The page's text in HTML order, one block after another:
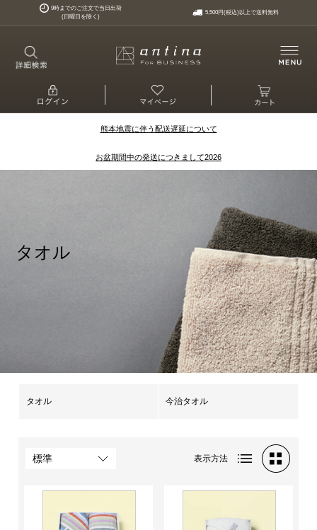
9時までのご注文で当日出荷
(日曜日を除く)
5,500円(税込)以上で送料無料
熊本地震に伴う配送遅延について
お盆期間中の発送につきまして2026
タオル
タオル 今治タオル
表示方法